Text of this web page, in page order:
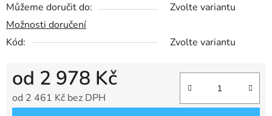
Můžeme doručit do:
Zvolte variantu
Možnosti doručení
Kód:
Zvolte variantu
od 2 978 Kč
od 2 461 Kč bez DPH